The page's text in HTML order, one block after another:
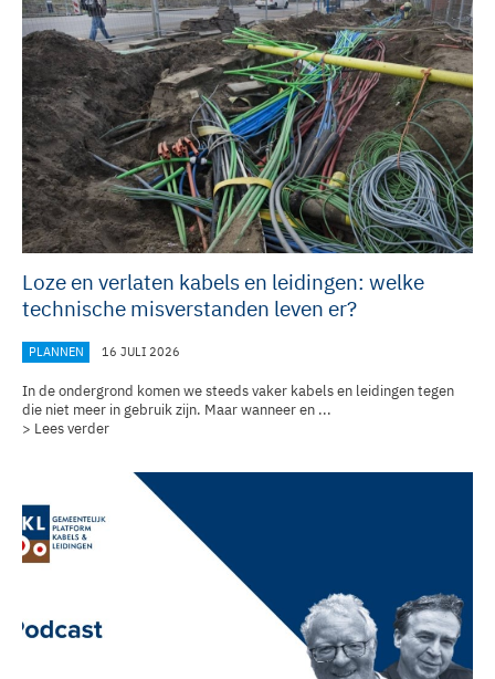
Loze en verlaten kabels en leidingen: welke
technische misverstanden leven er?
PLANNEN 16 JULI 2026
In de ondergrond komen we steeds vaker kabels en leidingen tegen
die niet meer in gebruik zijn. Maar wanneer en ...
> Lees verder